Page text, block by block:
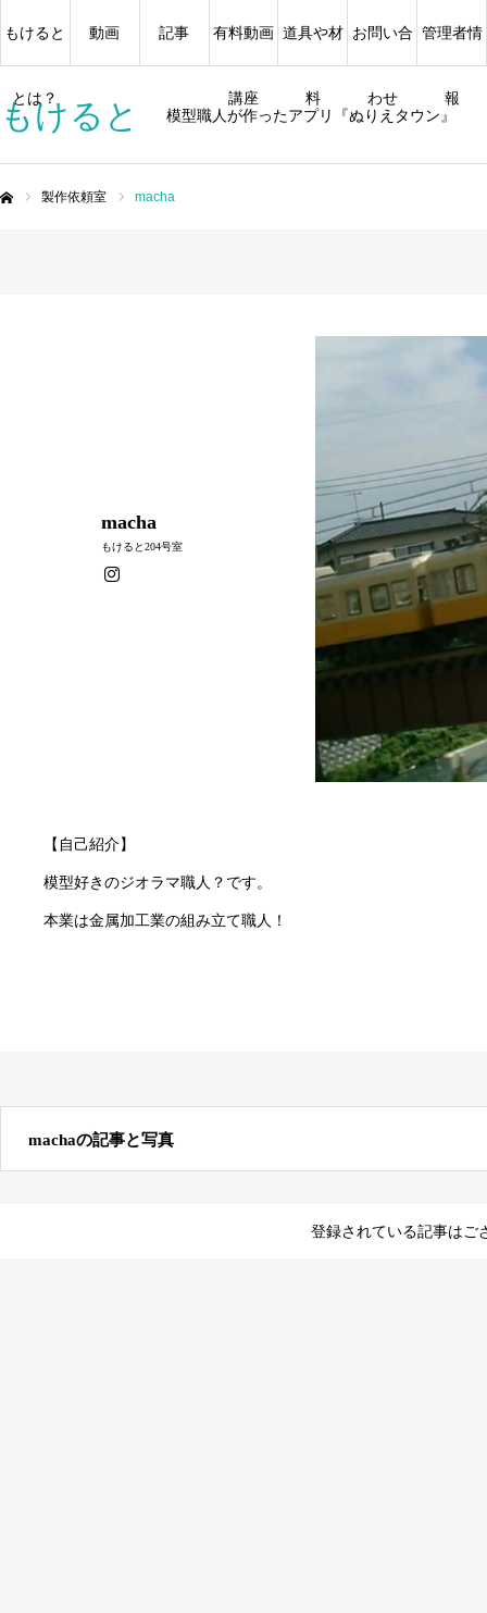
もけると 模型職人が作ったアプリ『ぬりえタウン』
もけると
とは？
動画 記事 有料動画
講座
道具や材
料
お問い合
わせ
管理者情
報
製作依頼室 macha
macha
もけると204号室
【自己紹介】
模型好きのジオラマ職人？です。
本業は金属加工業の組み立て職人！
machaの記事と写真
登録されている記事はご